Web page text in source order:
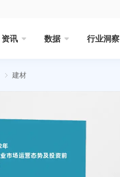
资讯 数据 行业洞察
建材